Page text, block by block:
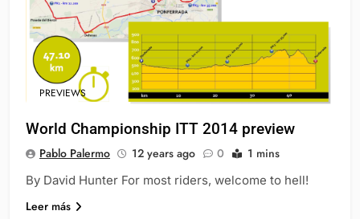
PREVIEWS
World Championship ITT 2014 preview
Pablo Palermo 12 years ago 0 1 mins
By David Hunter For most riders, welcome to hell!
Leer más